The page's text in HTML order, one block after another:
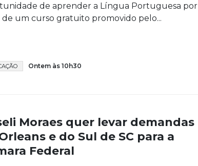
de aprender a Língua Portuguesa por
de um curso gratuito promovido pelo...
Ontem às 10h30
Moraes quer levar demandas
e do Sul de SC para a
Federal